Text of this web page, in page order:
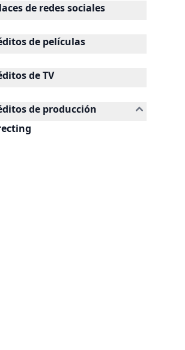
de redes sociales
de películas
de TV
de producción